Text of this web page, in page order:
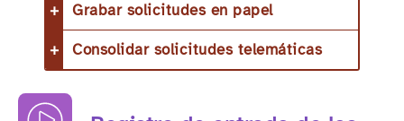
Grabar solicitudes en papel
Consolidar solicitudes telemáticas